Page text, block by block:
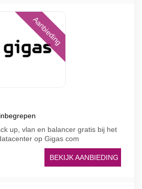
Aanbieding
up, vlan en balancer gratis bij het
op Gigas com
BEKIJK AANBIEDING